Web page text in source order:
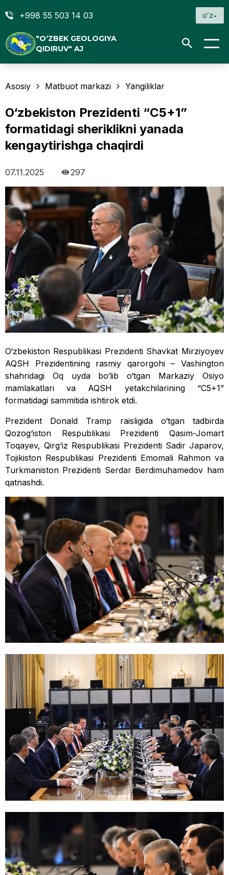
+998 55 503 14 03 oʻz
"O‘ZBEK GEOLOGIYA
QIDIRUV" AJ
Asosiy Matbuot markazi Yangiliklar
O‘zbekiston Prezidenti “C5+1”
formatidagi sheriklikni yanada
kengaytirishga chaqirdi
07.11.2025 297
O‘zbekiston Respublikasi Prezidenti Shavkat Mirziyoyev
AQSH Prezidentining rasmiy qarorgohi – Vashington
shahridagi Oq uyda bo‘lib o‘tgan Markaziy Osiyo
mamlakatlari va AQSH yetakchilarining “C5+1”
formatidagi sammitida ishtirok etdi.
Prezident Donald Tramp raisligida o‘tgan tadbirda
Qozog‘iston Respublikasi Prezidenti Qasim-Jomart
Toqayev, Qirg‘iz Respublikasi Prezidenti Sadir Japarov,
Tojikiston Respublikasi Prezidenti Emomali Rahmon va
Turkmaniston Prezidenti Serdar Berdimuhamedov ham
qatnashdi.